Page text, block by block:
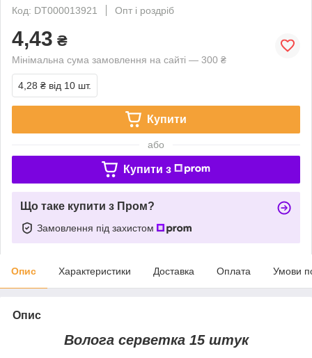
Код: DT000013921
Опт і роздріб
4,43 ₴
Мінімальна сума замовлення на сайті — 300 ₴
4,28 ₴ від 10 шт.
Купити
або
Купити з
Що таке купити з Пром?
Замовлення під захистом
Опис Характеристики Доставка Оплата Умови
Опис
Волога серветка 15 штук